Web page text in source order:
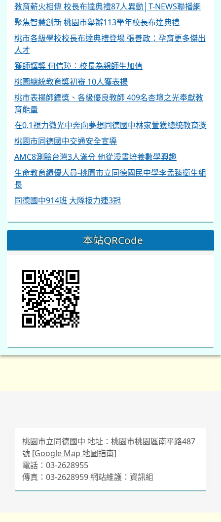
教育薪火相傳 校長布達典禮87人異動│T-NEWS聯播網
聚焦智慧創新 桃園市舉辦113學年校長布達典禮
桃市各級學校校長布達典禮登場 張善政：孕育更多傑出
人才
獲師鐸獎 何信璋︰校長為親師生加值
桃園總統教育獎初審 10人獲表揚
桃市表揚師鐸獎、各級優良教師 409名杏壇之光奉獻教
育能量
在0.1視力微光中奔向夢想同德國中林家萱獲總統教育獎
桃園市同德國中交通安全宣導
AMC8測驗台灣3人滿分 他從漫畫培養數學興趣
生命教育績優人員-桃園市立同德國民中學李孟臻衛生組
長
同德國中914班 大隊接力連3冠
本站QRCode
桃園市立同德國中 地址：桃園市桃園區南平路487
號 [Google Map 地圖指南]
電話：03-2628955
傳真：03-2628959 網站維護：資訊組